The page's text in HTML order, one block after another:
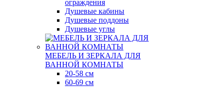
ограждения
Душевые кабины
Душевые поддоны
Душевые углы
МЕБЕЛЬ И ЗЕРКАЛА ДЛЯ
ВАННОЙ КОМНАТЫ
20-58 см
60-69 см